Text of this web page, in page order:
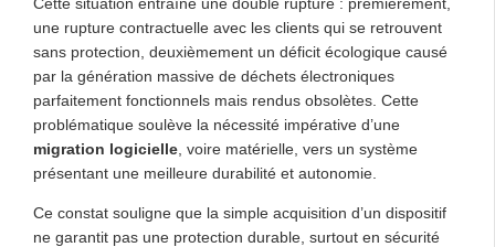
une rupture contractuelle avec les clients qui se retrouvent
sans protection, deuxièmement un déficit écologique causé
par la génération massive de déchets électroniques
parfaitement fonctionnels mais rendus obsolètes. Cette
problématique soulève la nécessité impérative d’une
migration logicielle , voire matérielle, vers un système
présentant une meilleure durabilité et autonomie.
Ce constat souligne que la simple acquisition d’un dispositif
ne garantit pas une protection durable, surtout en sécurité